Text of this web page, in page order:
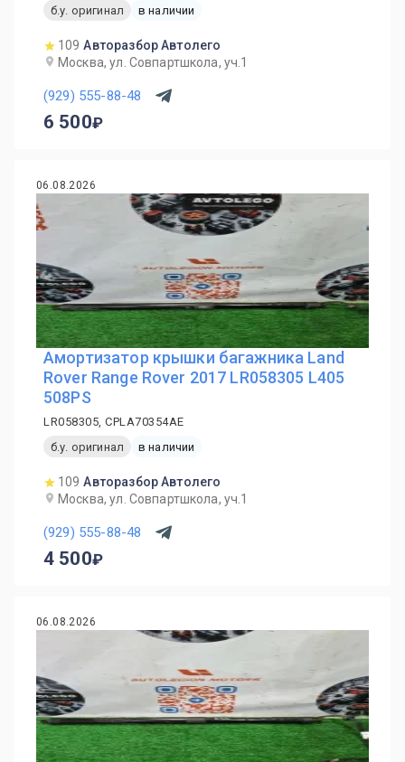
б.у. оригинал
в наличии
109 Авторазбор Автолего
Москва, ул. Совпартшкола, уч.1
(929) 555-88-48
6 500
06.08.2026
Амортизатор крышки багажника Land
Rover Range Rover 2017 LR058305 L405
508PS
LR058305, CPLA70354AE
б.у. оригинал
в наличии
109 Авторазбор Автолего
Москва, ул. Совпартшкола, уч.1
(929) 555-88-48
4 500
06.08.2026